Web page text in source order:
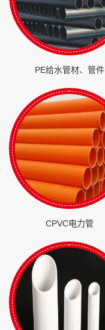
PE给水管材、管件
CPVC电力管